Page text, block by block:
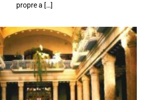
propre a […]